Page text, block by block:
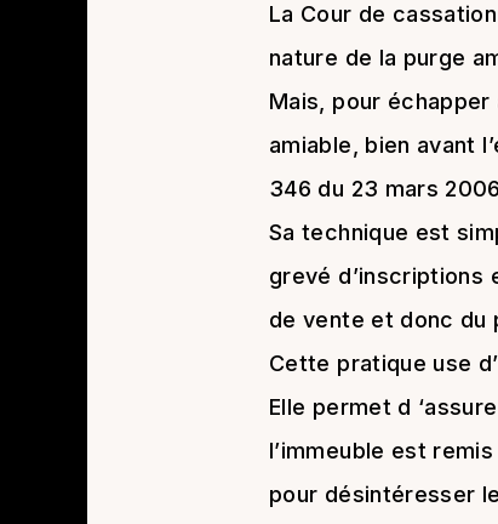
La Cour de
nature de la purge
Mais, pour
amiable, bien avant
346 du 23 mars
Sa technique est
grevé d’inscriptions
de vente et donc du
Cette pratique use
Elle permet d
l’immeuble est
pour désintéresser